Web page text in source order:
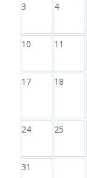
3 4
10 11
17 18
24 25
31